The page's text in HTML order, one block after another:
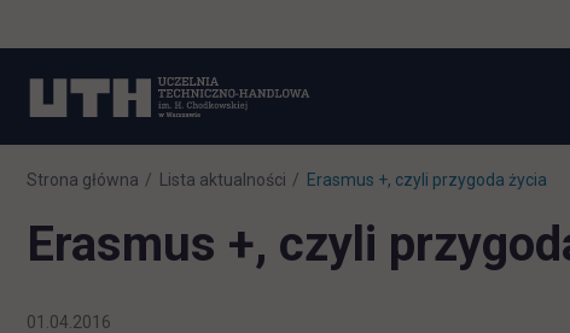
Strona główna Lista aktualności Erasmus +, czyli przygoda życia
Erasmus +, czyli
01.04.2016